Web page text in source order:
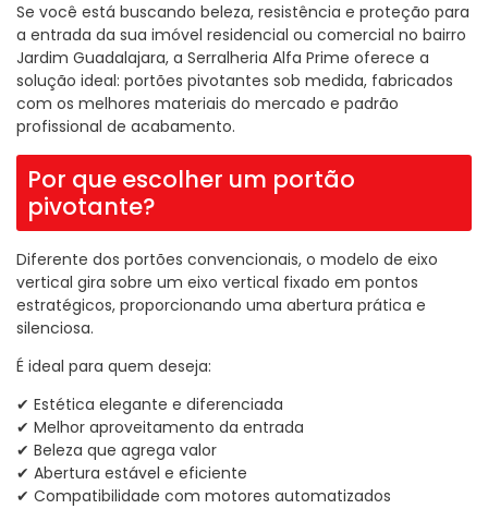
Se você está buscando beleza, resistência e proteção para
a entrada da sua imóvel residencial ou comercial no bairro
Jardim Guadalajara, a Serralheria Alfa Prime oferece a
solução ideal: portões pivotantes sob medida, fabricados
com os melhores materiais do mercado e padrão
profissional de acabamento.
Por que escolher um portão
pivotante?
Diferente dos portões convencionais, o modelo de eixo
vertical gira sobre um eixo vertical fixado em pontos
estratégicos, proporcionando uma abertura prática e
silenciosa.
É ideal para quem deseja:
✔ Estética elegante e diferenciada
✔ Melhor aproveitamento da entrada
✔ Beleza que agrega valor
✔ Abertura estável e eficiente
✔ Compatibilidade com motores automatizados